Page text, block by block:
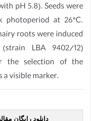
pH 5.8). Seeds were
at 26°C.
roots were induced
(strain LBA 9402/12)
the selection of the
a visible marker.
دانلود رایگان